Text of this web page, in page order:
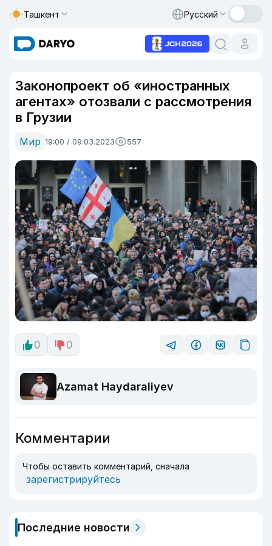
Ташкент Русский
Законопроект об «иностранных
агентах» отозвали с рассмотрения
в Грузии
Мир 19:00 / 09.03.2023 557
0 0
Azamat Haydaraliyev
Комментарии
Чтобы оставить комментарий, сначала
зарегистрируйтесь
Последние новости